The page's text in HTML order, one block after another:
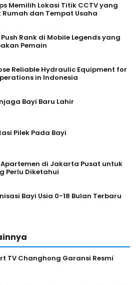
Memilih Lokasi Titik CCTV yang
dan Tempat Usaha
Rank di Mobile Legends yang
Pemain
Reliable Hydraulic Equipment for
in Indonesia
Bayi Baru Lahir
Pilek Pada Bayi
Apartemen di Jakarta Pusat untuk
Perlu Diketahui
Bayi Usia 0-18 Bulan Terbaru
TV Changhong Garansi Resmi